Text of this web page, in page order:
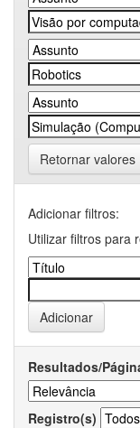
Retornar valores
Adicionar filtros:
Utilizar filtros para
Resultados/
Registro(s)